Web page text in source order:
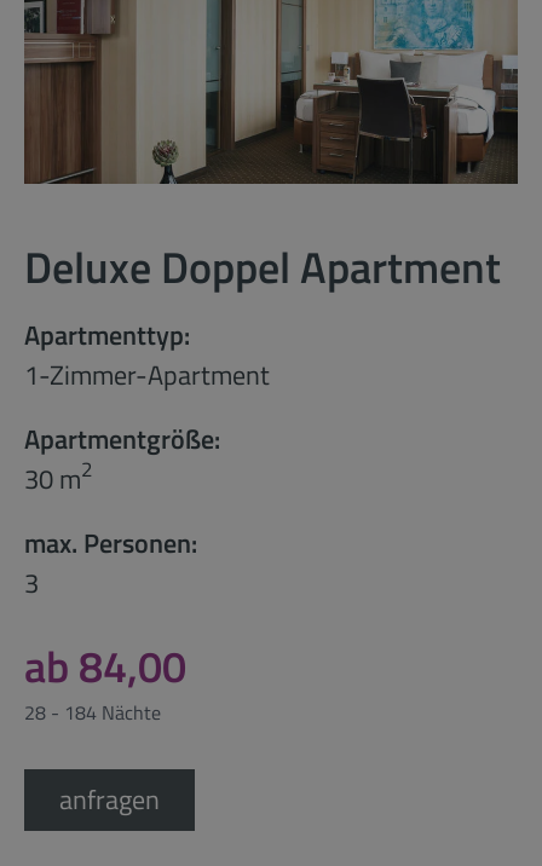
Deluxe Doppel Apartment
Apartmenttyp:
1-Zimmer-Apartment
Apartmentgröße:
30 m2
max. Personen:
3
ab 84,00
28 - 184 Nächte
anfragen